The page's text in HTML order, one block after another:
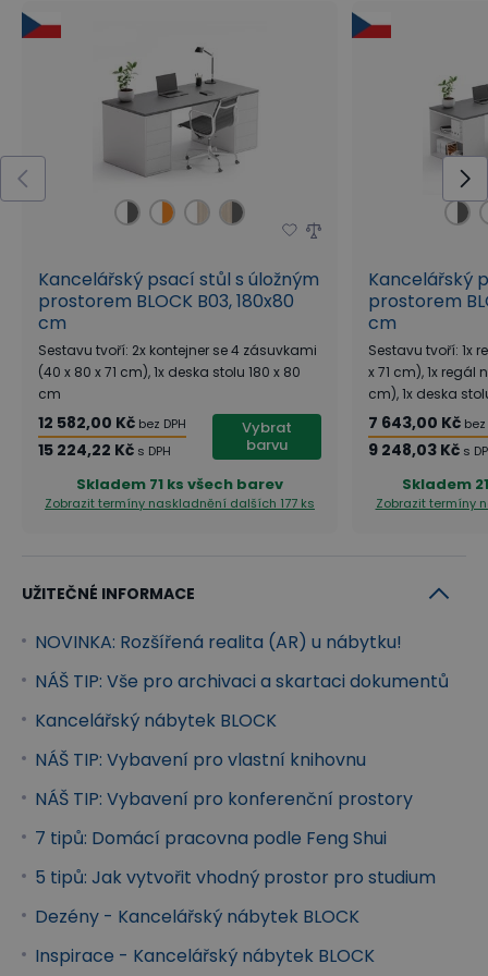
prostoru a zároveň zachovává jednotný vzhled celé
Řada kancelářského nábytku
BLOCK
Kolekce kancelářského nábytku BLOCK
minimalistický design , architektonickou estetiku
maximální variabilitu
uspořádání. Kolekce
BLOCK je založena na jednoduchých geometrických
formách, které slouží nejen jako praktické úložné
prostory, ale zároveň nahrazují podnože stolů. Díky
modulárním prvkům umožňuje BLOCK
sestavení
pracovních místna míru vašim potřebám během
Inspirujte se našimi návrhy
kancelářského nábytku BLOCK v našem
virtuálním showroomu
a rovnou
objednejte jednotlivé prvky nábytku, které
vás zaujmou!
+
+
Kancelářský psací stůl s úložným
prostorem BLOCK B03, 180x80
cm
Sestavu tvoří: 2x kontejner se 4 zásuvkami
(40 x 80 x 71 cm), 1x deska stolu 180 x 80
cm
12 582,00 Kč bez DPH
15 224,22 Kč s DPH
Vybrat
barvu
Skladem 71 ks všech barev
Zobrazit termíny naskladnění dalších 177 ks
Kancelářský
prostorem
cm
Sestavu tvoří: 1x
x 71 cm), 1x regál
cm), 1x deska
7 643,00 Kč bez
9 248,03 Kč s
Skladem
Zobrazit termíny
UŽITEČNÉ INFORMACE
NOVINKA: Rozšířená realita (AR) u nábytku!
NÁŠ TIP: Vše pro archivaci a skartaci dokumentů
Kancelářský nábytek BLOCK
NÁŠ TIP: Vybavení pro vlastní knihovnu
NÁŠ TIP: Vybavení pro konferenční prostory
7 tipů: Domácí pracovna podle Feng Shui
5 tipů: Jak vytvořit vhodný prostor pro studium
Dezény - Kancelářský nábytek BLOCK
Inspirace - Kancelářský nábytek BLOCK